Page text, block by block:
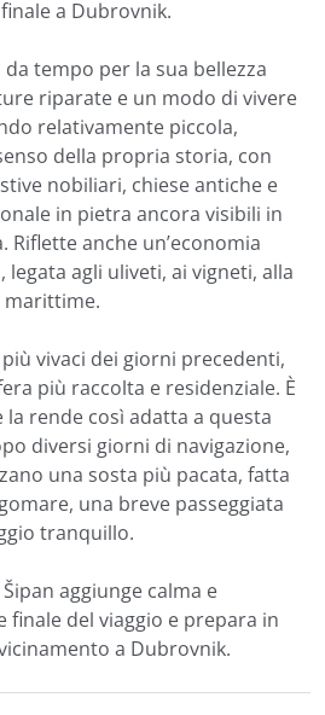
a Dubrovnik.
tempo per la sua bellezza
riparate e un modo di vivere
relativamente piccola,
della propria storia, con
nobiliari, chiese antiche e
in pietra ancora visibili in
Riflette anche un’economia
agli uliveti, ai vigneti, alla
marittime.
vivaci dei giorni precedenti,
più raccolta e residenziale. È
rende così adatta a questa
diversi giorni di navigazione,
una sosta più pacata, fatta
una breve passeggiata
tranquillo.
aggiunge calma e
finale del viaggio e prepara in
a Dubrovnik.